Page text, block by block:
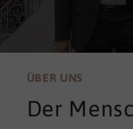
ÜBER UNS
Der